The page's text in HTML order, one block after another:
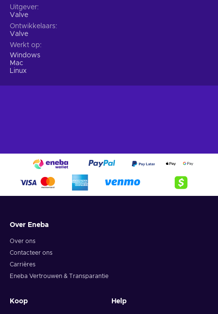
Uitgever
Valve
Ontwikkelaars
Valve
Werkt op
Windows
Mac
Linux
Over Eneba
Over ons
Contacteer ons
Carrières
Eneba Vertrouwen & Transparantie
Koop Help